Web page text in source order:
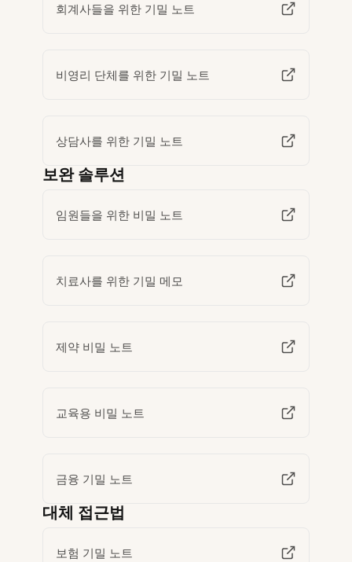
회계사들을 위한 기밀 노트
비영리 단체를 위한 기밀 노트
상담사를 위한 기밀 노트
보완 솔루션
임원들을 위한 비밀 노트
치료사를 위한 기밀 메모
제약 비밀 노트
교육용 비밀 노트
금융 기밀 노트
대체 접근법
보험 기밀 노트